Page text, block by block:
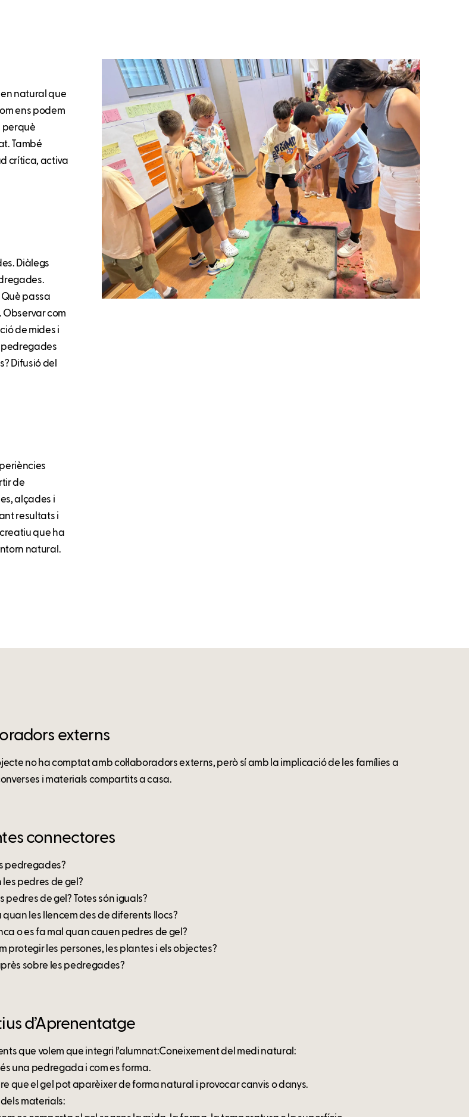
natural que
ens podem
perquè
També
crítica, activa
Diàlegs
Què passa
Observar com
de mides i
pedregades
Difusió del
de
alçades i
resultats i
que ha
natural.
externs
no ha comptat amb col·laboradors externs, però sí amb la implicació de les famílies a
i materials compartits a casa.
connectores
pedregades?
les pedres de gel?
pedres de gel? Totes són iguals?
quan les llencem des de diferents llocs?
o es fa mal quan cauen pedres de gel?
protegir les persones, les plantes i els objectes?
sobre les pedregades?
d’Aprenentatge
que volem que integri l’alumnat:Coneixement del medi natural:
una pedregada i com es forma.
que el gel pot aparèixer de forma natural i provocar canvis o danys.
materials: